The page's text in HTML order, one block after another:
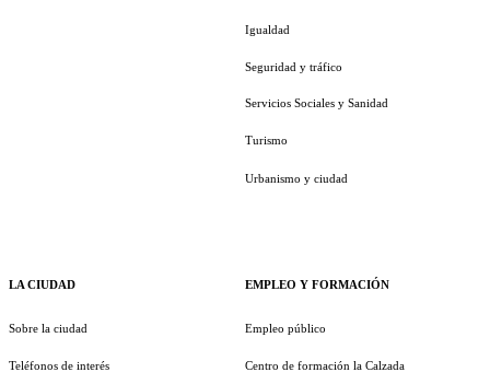
LA CIUDAD
Sobre la ciudad
Teléfonos de interés
Igualdad
Seguridad y tráfico
Servicios Sociales y Sanidad
Turismo
Urbanismo y ciudad
EMPLEO Y FORMACIÓN
Empleo público
Centro de formación la Calzada